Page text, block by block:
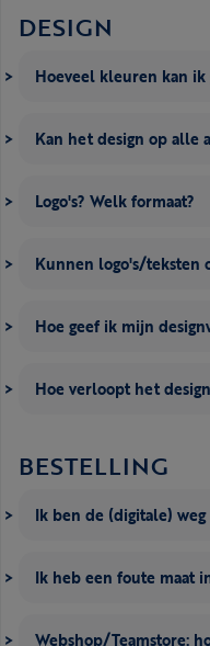
DESIGN
Hoeveel kleuren kan ik
Kan het design op alle
Logo's? Welk formaat?
Kunnen logo's/teksten
Hoe geef ik mijn
Hoe verloopt het
BESTELLING
Ik ben de (digitale)
Ik heb een foute maat
Webshop/Teamstore: